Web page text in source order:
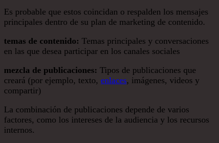
Es probable que estos coincidan o respalden los mensajes
principales dentro de su plan de marketing de contenido.
temas de contenido: Temas principales y conversaciones
en las que desea participar en los canales sociales
mezcla de publicaciones: Tipos de publicaciones que
creará (por ejemplo, texto, enlaces, imágenes, videos y
compartir)
La combinación de publicaciones depende de varios
factores, como los intereses de la audiencia y los recursos
internos.